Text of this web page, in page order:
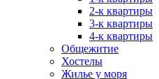
2-к квартиры
3-к квартиры
4-к квартиры
Общежитие
Хостелы
Жилье у моря